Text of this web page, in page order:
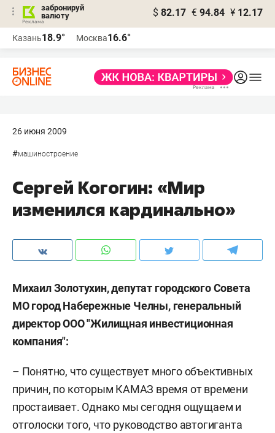
забронируй
валюту
$ 82.17 € 94.84 ¥ 12.17
Казань18.9° Москва16.6°
26 июня 2009
#машиностроение
Сергей Когогин: «Мир
изменился кардинально»
Михаил Золотухин, депутат городского Совета
МО город Набережные Челны, генеральный
директор ООО "Жилищная инвестиционная
компания":
– Понятно, что существует много объективных
причин, по которым КАМАЗ время от времени
простаивает. Однако мы сегодня ощущаем и
отголоски того, что руководство автогиганта